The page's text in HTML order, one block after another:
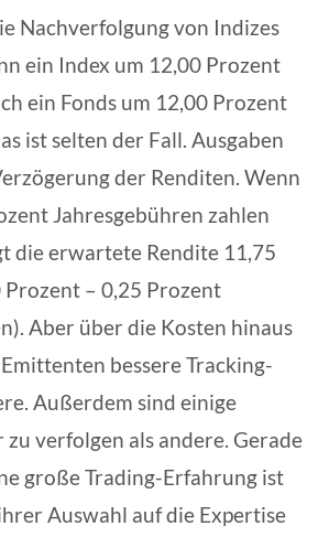
Nachverfolgung von Indizes
ein Index um 12,00 Prozent
ein Fonds um 12,00 Prozent
ist selten der Fall. Ausgaben
der Renditen. Wenn
Jahresgebühren zahlen
die erwartete Rendite 11,75
– 0,25 Prozent
Aber über die Kosten hinaus
bessere Tracking-
Außerdem sind einige
zu verfolgen als andere. Gerade
große Trading-Erfahrung ist
Auswahl auf die Expertise